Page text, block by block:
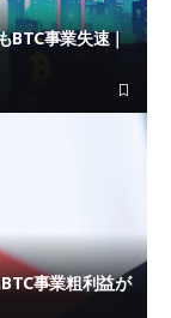
BTC事業失速｜
事業粗利益が